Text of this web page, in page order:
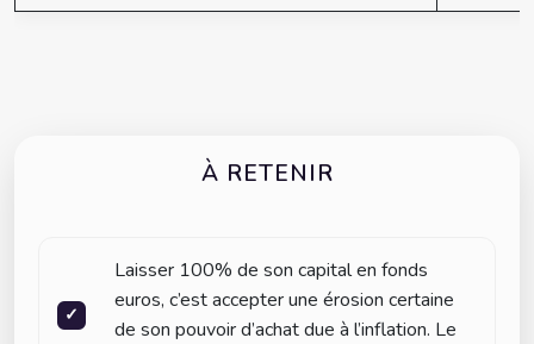
À RETENIR
Laisser 100% de son capital en fonds
euros, c’est accepter une érosion certaine
de son pouvoir d’achat due à l’inflation. Le